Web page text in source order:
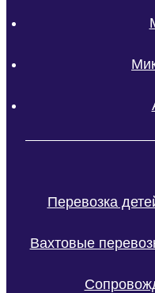
Перевозка
Вахтовые